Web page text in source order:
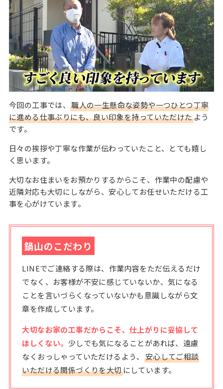
今回の工事では、職人の一生懸命な姿勢や一つひとつ丁寧
に進める仕事ぶりにも、良い印象を持っていただけたよう
です。
日々の挨拶や丁寧な作業が伝わっていたこと、とても嬉し
く思います。
大切なお住まいをお預かりするからこそ、作業中の配慮や
近隣対応も大切にしながら、安心してお任せいただける工
事を心がけています。
鍋山のこだわり
LINEでご連絡する際は、作業内容をただ伝えるだけ
でなく、お客様が不安に感じていないか、気になる
ことを言いづらくなっていないかも意識しながら文
章を作成しています。
大切なお家の工事だからこそ、仕上がりに妥協して
ほしくない。 少しでも気になることがあれば、遠慮
なくおっしゃっていただけるよう、 安心してご相談
いただける関係づくりを大切にしています。